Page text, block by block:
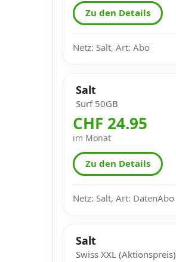
Zu den Details
Netz: Salt, Art: Abo
Salt
Surf 50GB
CHF 24.95
im Monat
Zu den Details
Netz: Salt, Art: DatenAbo
Salt
Swiss XXL (Aktionspreis)